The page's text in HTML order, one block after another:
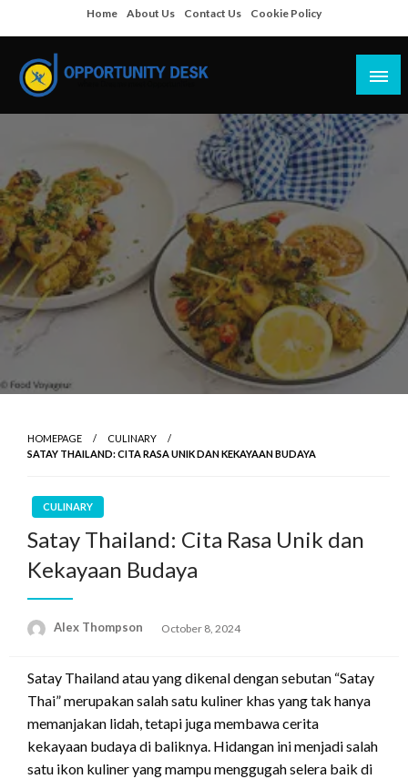
to
content
Home About Us Contact Us Cookie Policy
Empowering Your Path to Opportunities
HOMEPAGE
CULINARY
SATAY THAILAND: CITA RASA UNIK DAN KEKAYAAN BUDAYA
CULINARY
Satay Thailand: Cita Rasa Unik dan
Kekayaan Budaya
Alex Thompson
Posted
October 8, 2024
Satay Thailand atau yang dikenal dengan sebutan “Satay
Thai” merupakan salah satu kuliner khas yang tak hanya
memanjakan lidah, tetapi juga membawa cerita
kekayaan budaya di baliknya. Hidangan ini menjadi salah
satu ikon kuliner yang mampu menggugah selera baik di